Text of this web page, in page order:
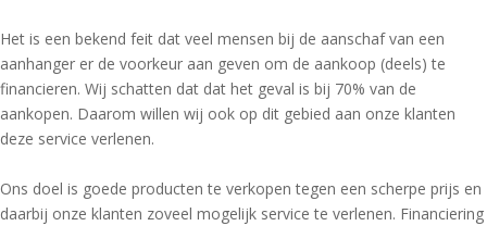
Het is een bekend feit dat veel mensen bij de aanschaf van een
aanhanger er de voorkeur aan geven om de aankoop (deels) te
financieren. Wij schatten dat dat het geval is bij 70% van de
aankopen. Daarom willen wij ook op dit gebied aan onze klanten
deze service verlenen.
Ons doel is goede producten te verkopen tegen een scherpe prijs en
daarbij onze klanten zoveel mogelijk service te verlenen. Financiering